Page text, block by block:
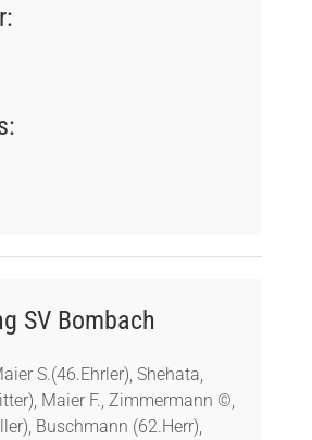
SV Bombach
S.(46.Ehrler), Shehata,
Maier F., Zimmermann ©,
Buschmann (62.Herr),